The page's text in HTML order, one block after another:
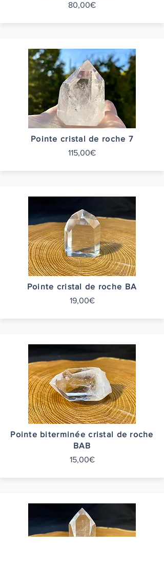
80,00€
Pointe cristal de roche 7
115,00€
Pointe cristal de roche BA
19,00€
Pointe biterminée cristal de roche
BAB
15,00€